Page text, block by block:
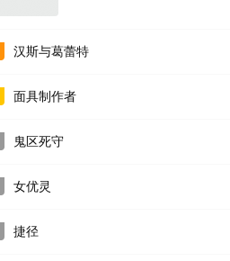
孩子们
选择，只能穿过黑暗的树林走到最近的旅
family a fun Christmas getaway, b
汉斯与葛蕾特
面具制作者
鬼区死守
女优灵
捷径